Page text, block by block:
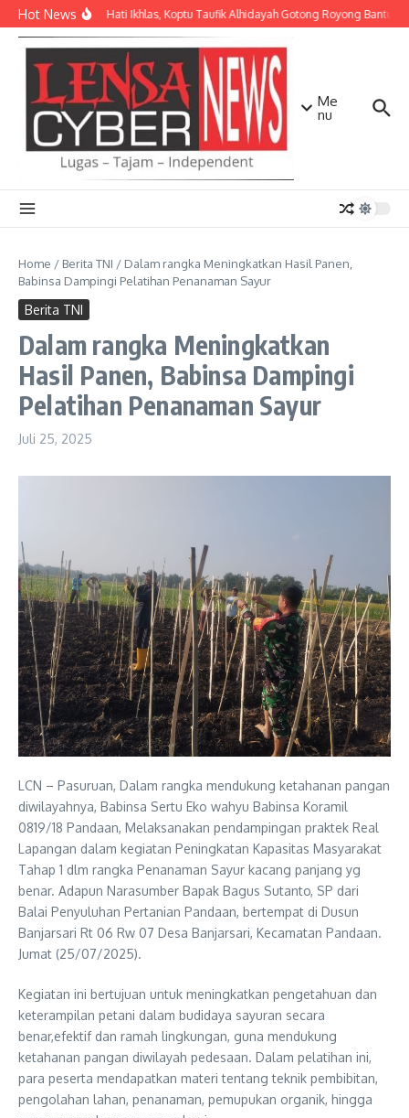
Lewati ke konten
Hot NewsDengan Hati Ikhlas, Koptu Taufik Alhidayah Gotong Royong Bantu
Me
nu
Home / Berita TNI / Dalam rangka Meningkatkan Hasil Panen,
Babinsa Dampingi Pelatihan Penanaman Sayur
Berita TNI
Dalam rangka Meningkatkan
Hasil Panen, Babinsa Dampingi
Pelatihan Penanaman Sayur
Juli 25, 2025
LCN – Pasuruan, Dalam rangka mendukung ketahanan pangan
diwilayahnya, Babinsa Sertu Eko wahyu Babinsa Koramil
0819/18 Pandaan, Melaksanakan pendampingan praktek Real
Lapangan dalam kegiatan Peningkatan Kapasitas Masyarakat
Tahap 1 dlm rangka Penanaman Sayur kacang panjang yg
benar. Adapun Narasumber Bapak Bagus Sutanto, SP dari
Balai Penyuluhan Pertanian Pandaan, bertempat di Dusun
Banjarsari Rt 06 Rw 07 Desa Banjarsari, Kecamatan Pandaan.
Jumat (25/07/2025).
Kegiatan ini bertujuan untuk meningkatkan pengetahuan dan
keterampilan petani dalam budidaya sayuran secara
benar,efektif dan ramah lingkungan, guna mendukung
ketahanan pangan diwilayah pedesaan. Dalam pelatihan ini,
para peserta mendapatkan materi tentang teknik pembibitan,
pengolahan lahan, penanaman, pemupukan organik, hingga